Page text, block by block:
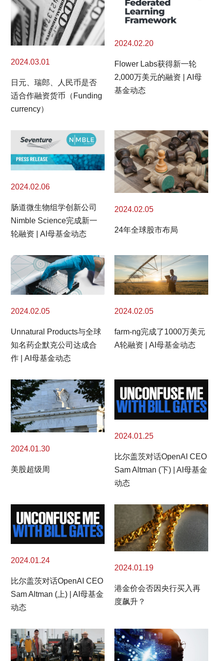
2024.03.01
日元、瑞郎、人民币是否
适合作融资货币（Funding
currency）
2024.02.20
Flower Labs获得新一轮
2,000万美元的融资 | AI母
基金动态
2024.02.06
肠道微生物组学创新公司
Nimble Science完成新一
轮融资 | AI母基金动态
2024.02.05
24年全球股市布局
2024.02.05
Unnatural Products与全球
知名药企默克公司达成合
作 | AI母基金动态
2024.02.05
farm-ng完成了1000万美元
A轮融资 | AI母基金动态
2024.01.30
美股超级周
2024.01.25
比尔盖茨对话OpenAI CEO
Sam Altman (下) | AI母基金
动态
2024.01.24
比尔盖茨对话OpenAI CEO
Sam Altman (上) | AI母基金
动态
2024.01.19
港金价会否因央行买入再
度飙升？